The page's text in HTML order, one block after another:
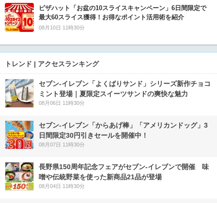
ピザハット「お盆の10スライスキャンペーン」6日間限定で
最大60スライス獲得！お得なポイント活用術を紹介
08月10日 11時30分
トレンド | アクセスランキング
セブン‐イレブン「よくばりサンド」シリーズ新作チョコ
ミント登場｜夏限定スイーツサンドの爽快な魅力
08月06日 11時30分
セブン‐イレブン「からあげ棒」「アメリカンドッグ」3
日間限定30円引きセールを開催中！
08月07日 11時30分
長野県150周年記念フェアがセブン-イレブンで開催 味
噌や伝統野菜を使った新商品21品が登場
08月04日 11時30分